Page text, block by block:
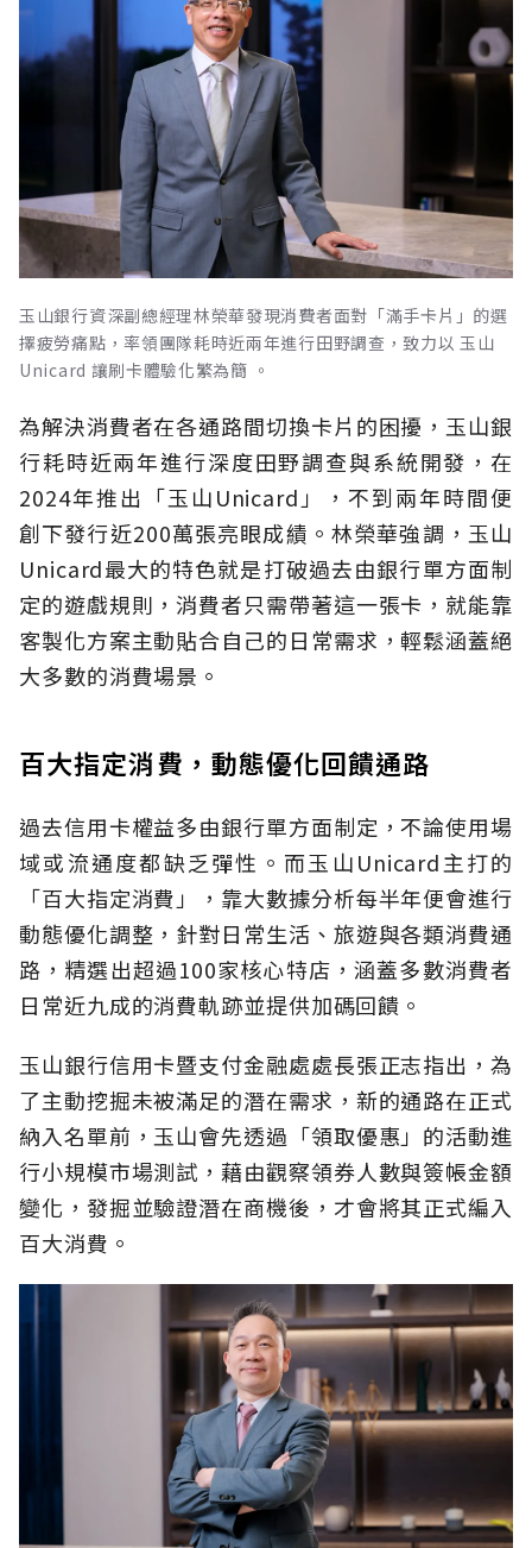
玉山銀行資深副總經理林榮華發現消費者面對「滿手卡片」的選
擇疲勞痛點，率領團隊耗時近兩年進行田野調查，致力以 玉山
Unicard 讓刷卡體驗化繁為簡 。
為解決消費者在各通路間切換卡片的困擾，玉山銀
行耗時近兩年進行深度田野調查與系統開發，在
2024年推出「玉山Unicard」，不到兩年時間便
創下發行近200萬張亮眼成績。林榮華強調，玉山
Unicard最大的特色就是打破過去由銀行單方面制
定的遊戲規則，消費者只需帶著這一張卡，就能靠
客製化方案主動貼合自己的日常需求，輕鬆涵蓋絕
大多數的消費場景。
百大指定消費，動態優化回饋通路
過去信用卡權益多由銀行單方面制定，不論使用場
域或流通度都缺乏彈性。而玉山Unicard主打的
「百大指定消費」，靠大數據分析每半年便會進行
動態優化調整，針對日常生活、旅遊與各類消費通
路，精選出超過100家核心特店，涵蓋多數消費者
日常近九成的消費軌跡並提供加碼回饋。
玉山銀行信用卡暨支付金融處處長張正志指出，為
了主動挖掘未被滿足的潛在需求，新的通路在正式
納入名單前，玉山會先透過「領取優惠」的活動進
行小規模市場測試，藉由觀察領券人數與簽帳金額
變化，發掘並驗證潛在商機後，才會將其正式編入
百大消費。